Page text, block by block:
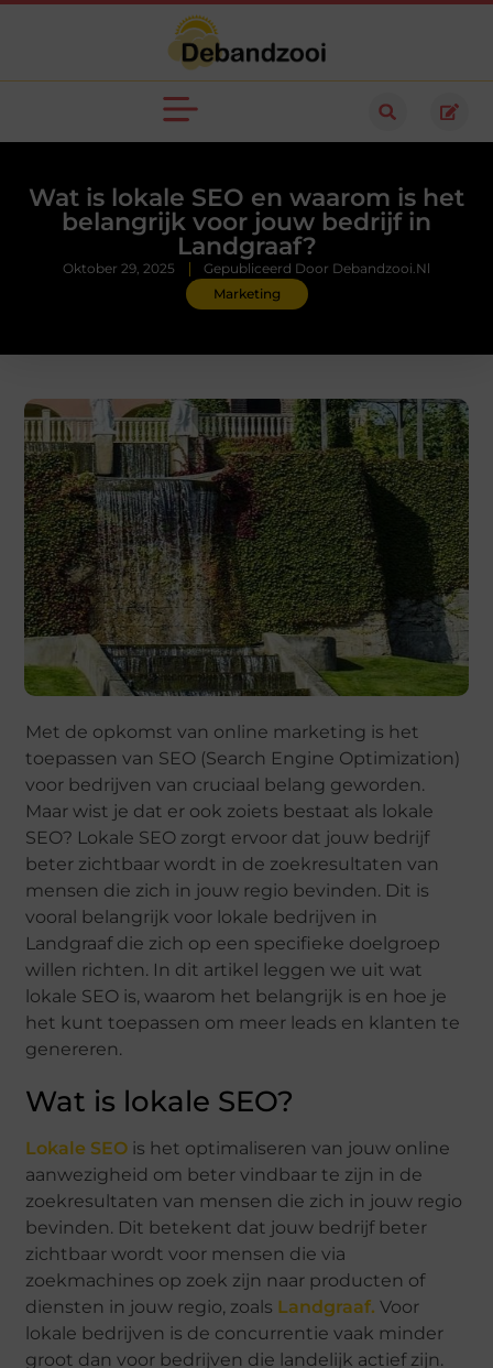
Wat is lokale SEO en waarom is het
belangrijk voor jouw bedrijf in
Landgraaf?
Marketing
Oktober 29, 2025 Gepubliceerd Door Debandzooi.nl
Met de opkomst van online marketing is het
toepassen van SEO (Search Engine Optimization)
voor bedrijven van cruciaal belang geworden.
Maar wist je dat er ook zoiets bestaat als lokale
SEO? Lokale SEO zorgt ervoor dat jouw bedrijf
beter zichtbaar wordt in de zoekresultaten van
mensen die zich in jouw regio bevinden. Dit is
vooral belangrijk voor lokale bedrijven in
Landgraaf die zich op een specifieke doelgroep
willen richten. In dit artikel leggen we uit wat
lokale SEO is, waarom het belangrijk is en hoe je
het kunt toepassen om meer leads en klanten te
genereren.
Wat is lokale SEO?
Lokale SEO is het optimaliseren van jouw online
aanwezigheid om beter vindbaar te zijn in de
zoekresultaten van mensen die zich in jouw regio
bevinden. Dit betekent dat jouw bedrijf beter
zichtbaar wordt voor mensen die via
zoekmachines op zoek zijn naar producten of
diensten in jouw regio, zoals Landgraaf. Voor
lokale bedrijven is de concurrentie vaak minder
groot dan voor bedrijven die landelijk actief zijn.